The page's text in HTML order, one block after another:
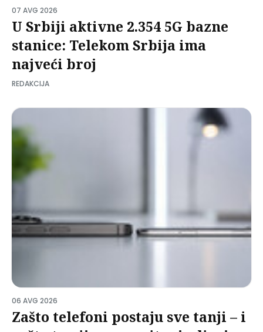
07 AVG 2026
U Srbiji aktivne 2.354 5G bazne
stanice: Telekom Srbija ima
najveći broj
REDAKCIJA
06 AVG 2026
Zašto telefoni postaju sve tanji – i